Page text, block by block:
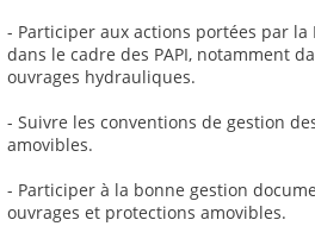
- Participer aux actions portées par
dans le cadre des PAPI, notamment
ouvrages hydrauliques.
- Suivre les conventions de gestion
amovibles.
- Participer à la bonne gestion
ouvrages et protections amovibles.